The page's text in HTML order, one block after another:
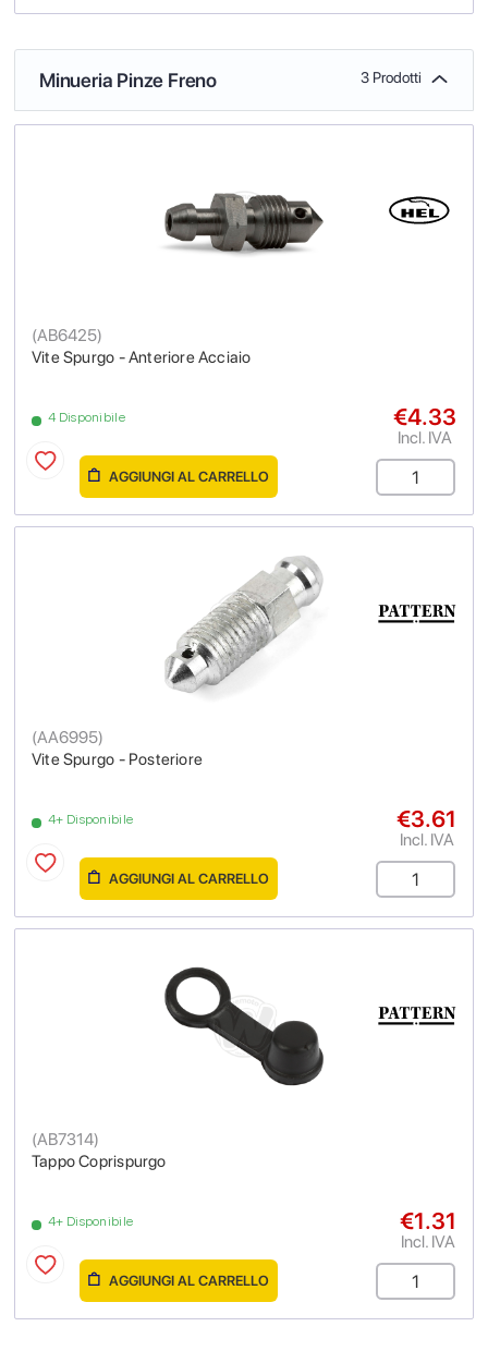
Minueria Pinze Freno 3 Prodotti
Vite Spurgo - Anteriore Acciaio
(AB6425)
4 Disponibile €4.33
Incl. IVA
AGGIUNGI AL CARRELLO
Vite Spurgo - Posteriore
(AA6995)
4+ Disponibile €3.61
Incl. IVA
AGGIUNGI AL CARRELLO
Tappo Coprispurgo
(AB7314)
4+ Disponibile €1.31
Incl. IVA
AGGIUNGI AL CARRELLO